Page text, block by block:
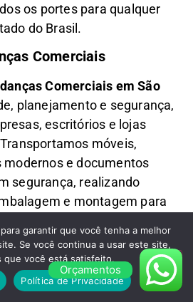
os portes para qualquer
do Brasil.
Comerciais
Comerciais em São
planejamento e segurança,
escritórios e lojas
móveis,
e documentos
segurança, realizando
e montagem para
operações.
em São Paulo
Orçamentos
garantir que você tenha a melhor
Se você continua a usar este site,
que você está satisfeito.
Política de Privacidade